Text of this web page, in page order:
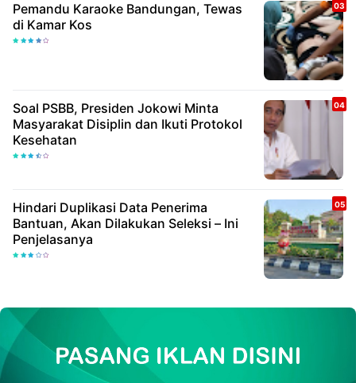
Pemandu Karaoke Bandungan, Tewas
di Kamar Kos
Soal PSBB, Presiden Jokowi Minta
Masyarakat Disiplin dan Ikuti Protokol
Kesehatan
Hindari Duplikasi Data Penerima
Bantuan, Akan Dilakukan Seleksi – Ini
Penjelasanya